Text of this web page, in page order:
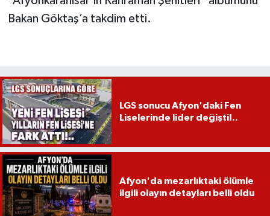
Bakan Göktaş’a takdim etti.
LGS sonucu Afyon'daki Fen
Liselerinde lider değişti!..
Afyon'da mezarlıktaki ölümle
ilgili olayın detayları belli oldu